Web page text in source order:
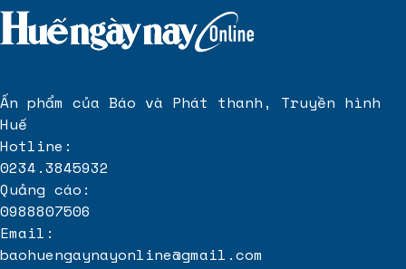
Ấn phẩm của Báo và Phát thanh, Truyền hình
Huế
Hotline:
0234.3845932
Quảng cáo:
0988807506
Email:
baohuengaynayonline@gmail.com